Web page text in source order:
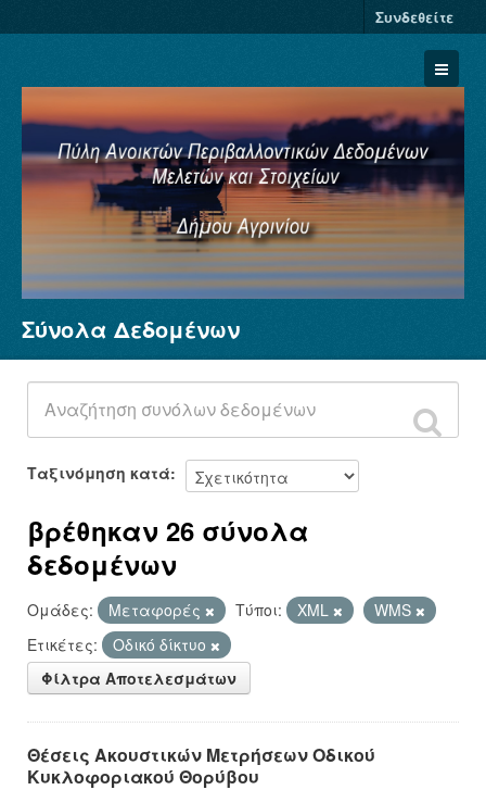
Συνδεθείτε
Σύνολα Δεδομένων
Φορείς
Ομάδες
Σχετικά
Σύνολα Δεδομένων
Ταξινόμηση κατά
βρέθηκαν 26 σύνολα
δεδομένων
Ομάδες: Μεταφορές Τύποι: XML
WMS
Ετικέτες:
Οδικό δίκτυο
Φίλτρα Αποτελεσμάτων
Θέσεις Ακουστικών Μετρήσεων Οδικού
Κυκλοφοριακού Θορύβου